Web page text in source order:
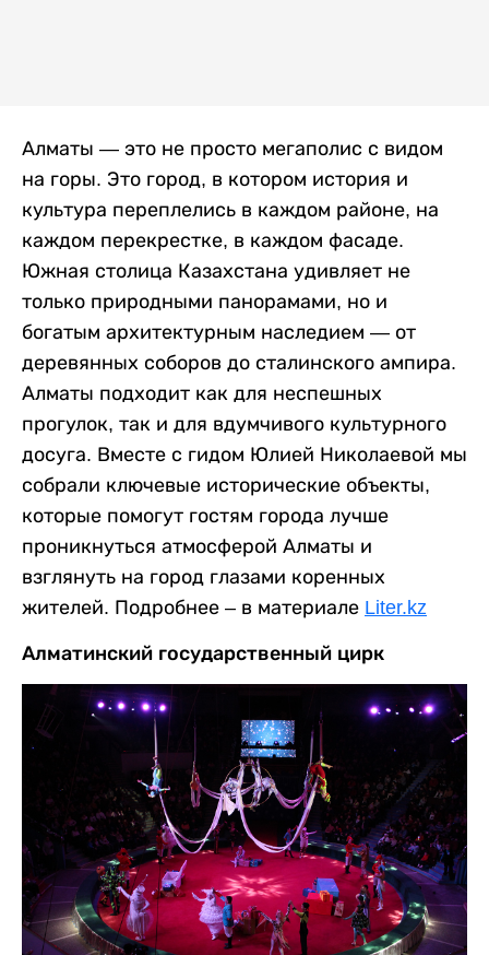
Алматы — это не просто мегаполис с видом
на горы. Это город, в котором история и
культура переплелись в каждом районе, на
каждом перекрестке, в каждом фасаде.
Южная столица Казахстана удивляет не
только природными панорамами, но и
богатым архитектурным наследием — от
деревянных соборов до сталинского ампира.
Алматы подходит как для неспешных
прогулок, так и для вдумчивого культурного
досуга. Вместе с гидом Юлией Николаевой мы
собрали ключевые исторические объекты,
которые помогут гостям города лучше
проникнуться атмосферой Алматы и
взглянуть на город глазами коренных
жителей. Подробнее – в материале Liter.kz
Алматинский государственный цирк